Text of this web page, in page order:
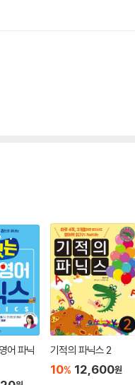
어 파닉
기적의 파닉스 2
10% 12,600원